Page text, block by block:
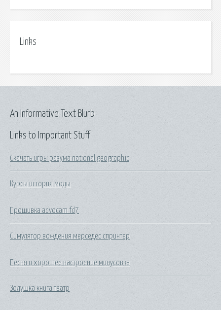
Links
Links to Important Stuff
Скачать игры разума national geographic
Курсы история моды
Прошивка advocam fd7
Симулятор вождения мерседес спринтер
Песня и хорошее настроение минусовка
Золушка книга театр
An Informative Text Blurb